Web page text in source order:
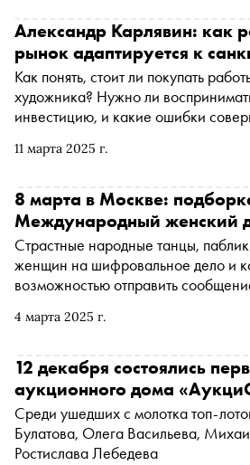
рубежом, и как санкции изменили
«Сноба» Александр Юдин
рынка высказаться о наболевшем.
от Антона Козлова —
проекта «Пока все дома у Антона».
специфике российского арт-
трудностях интеграции в
инвестиционной точки зрения
11 марта 2025 г.
Александр Карлявин: как
рынок адаптируется к
Как понять, стоит ли покупать
художника? Нужно ли
инвестицию, и какие ошибки
остается закрытым, но при этом
рубежом, и как санкции изменили
«Сноба» Александр Юдин попросил
рынка высказаться о наболевшем. В
независимый куратор и CEO VS
Карлявин. Он рассказывает, с
столкнулись галереи и аукционы,
логистика и что теперь
4 марта 2025 г.
8 марта в Москве:
Международный женский
Страстные народные танцы,
женщин на шифровальное дело и
возможностью отправить
«Сноб» отобрал мероприятия,
12 декабря состоялись
аукционного дома
Среди ушедших с молотка топ-
Булатова, Олега Васильева,
Ростислава Лебедева